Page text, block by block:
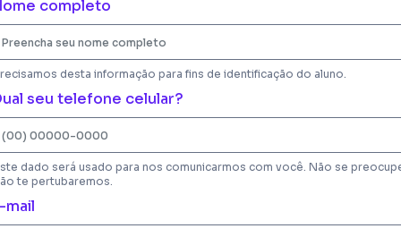
completo
desta informação para fins de identificação do aluno.
seu telefone celular?
dado será usado para nos comunicarmos com você. Não se
te pertubaremos.
mail